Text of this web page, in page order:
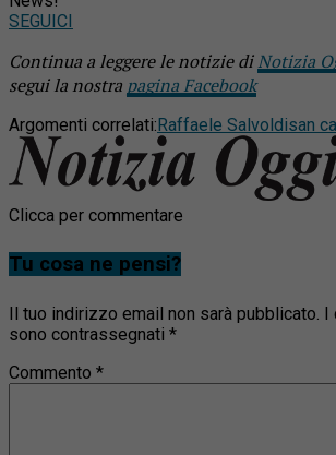
SEGUICI
Continua a leggere le notizie diNotizia
segui la nostra pagina Facebook
Argomenti correlati:Raffaele Salvoldisan
Clicca per commentare
Tu cosa ne pensi?
Il tuo indirizzo email non sarà pubblicato.
sono contrassegnati *
Commento *